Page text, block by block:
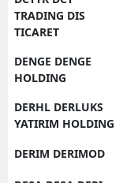
TRADING DIS
TICARET
DENGE DENGE
HOLDING
DERHL DERLUKS
YATIRIM HOLDING
DERIM DERIMOD